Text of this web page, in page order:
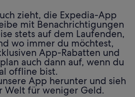
zieht, die Expedia-App
mit Benachrichtigungen
stets auf dem Laufenden,
wo immer du möchtest,
App-Rabatten und
auch dann auf, wenn du
offline bist.
App herunter und sieh
Welt für weniger Geld.